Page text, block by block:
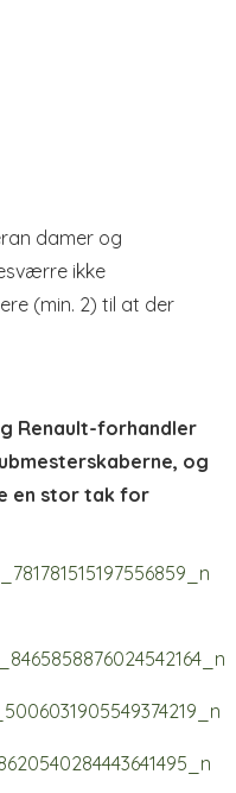
damer og
ikke
(min. 2) til at der
Renault-forhandler
og
en stor tak for